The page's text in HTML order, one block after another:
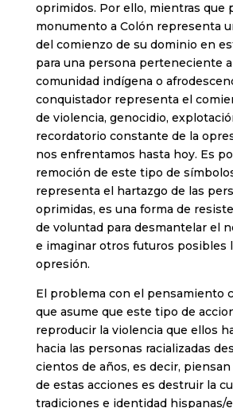
oprimidos. Por ello, mientras que
monumento a Colón representa
del comienzo de su dominio en
para una persona perteneciente
comunidad indígena o
conquistador representa el
de violencia, genocidio,
recordatorio constante de la
nos enfrentamos hasta hoy. Es
remoción de este tipo de
representa el hartazgo de las
oprimidas, es una forma de
de voluntad para desmantelar el
e imaginar otros futuros posibles
opresión.
El problema con el pensamiento
que asume que este tipo de
reproducir la violencia que ellos
hacia las personas racializadas
cientos de años, es decir,
de estas acciones es destruir la
tradiciones e identidad hispanas/